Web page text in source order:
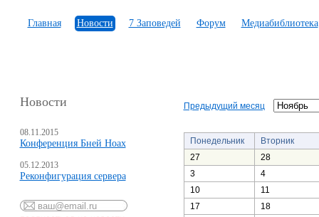
Главная Новости 7 Заповедей Форум Медиабиблиотека
Новости
08.11.2015
Конференция Бней Ноах
05.12.2013
Реконфигурация сервера
Предыдущий месяц
Понедельник
Вторник
27
28
3
4
10
11
17
18